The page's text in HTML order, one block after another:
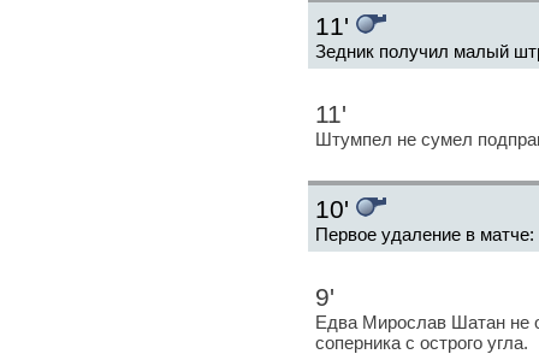
11'
Зедник получил малый
11'
Штумпел не сумел
10'
Первое удаление в
9'
Едва Мирослав Шатан не
соперника с острого угла.